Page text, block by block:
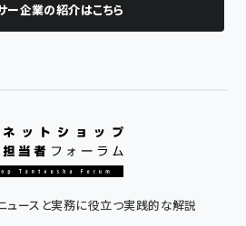
ー企業の紹介はこちら
ュースと実務に役立つ実践的な解説